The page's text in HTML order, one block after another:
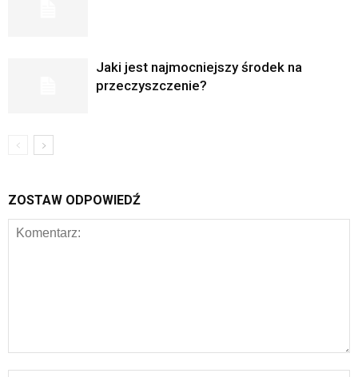
Jaki jest najmocniejszy środek na
przeczyszczenie?
ZOSTAW ODPOWIEDŹ